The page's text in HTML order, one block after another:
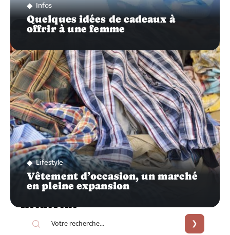
Infos
Quelques idées de cadeaux à
offrir à une femme
Lifestyle
Vêtement d’occasion, un marché
en pleine expansion
Recherche